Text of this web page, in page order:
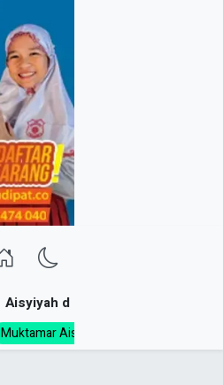
Aisyiyah dan NA
Muktamar Aisyiyah 1926:...